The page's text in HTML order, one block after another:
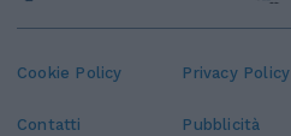
Cookie Policy Privacy Policy
Contatti Pubblicità